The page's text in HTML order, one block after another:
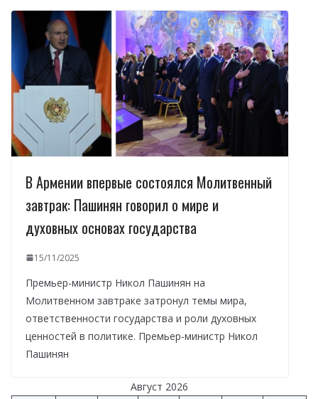
В Армении впервые состоялся Молитвенный
завтрак: Пашинян говорил о мире и
духовных основах государства
15/11/2025
Премьер-министр Никол Пашинян на
Молитвенном завтраке затронул темы мира,
ответственности государства и роли духовных
ценностей в политике. Премьер-министр Никол
Пашинян
Август 2026